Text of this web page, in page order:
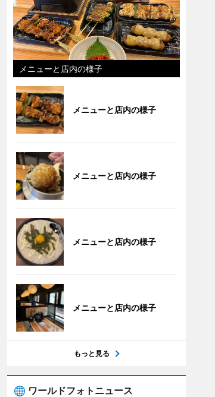
メニューと店内の様子
メニューと店内の様子
メニューと店内の様子
メニューと店内の様子
メニューと店内の様子
もっと見る
ワールドフォトニュース